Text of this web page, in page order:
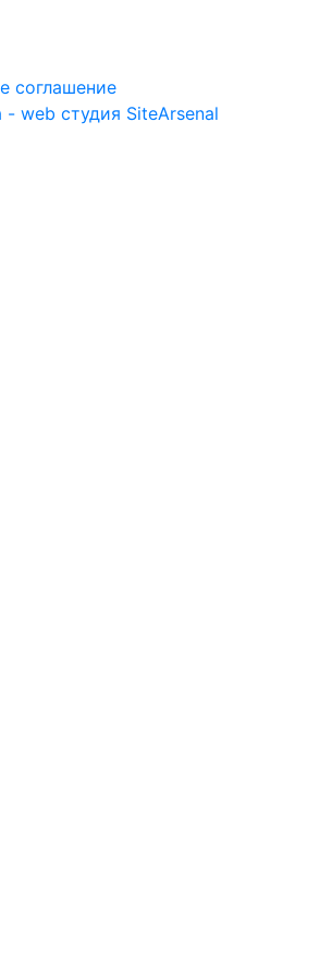
соглашение
- web студия SiteArsenal